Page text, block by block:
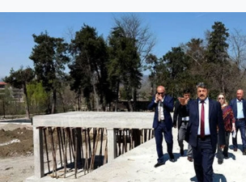
Sinema
Sivil Toplum
Siyaset
Spor